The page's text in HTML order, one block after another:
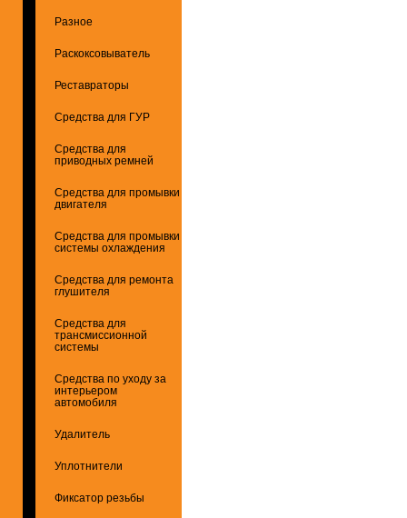
Разное
Раскоксовыватель
Реставраторы
Средства для ГУР
Средства для
приводных ремней
Средства для промывки
двигателя
Средства для промывки
системы охлаждения
Средства для ремонта
глушителя
Средства для
трансмиссионной
системы
Средства по уходу за
интерьером
автомобиля
Удалитель
Уплотнители
Фиксатор резьбы